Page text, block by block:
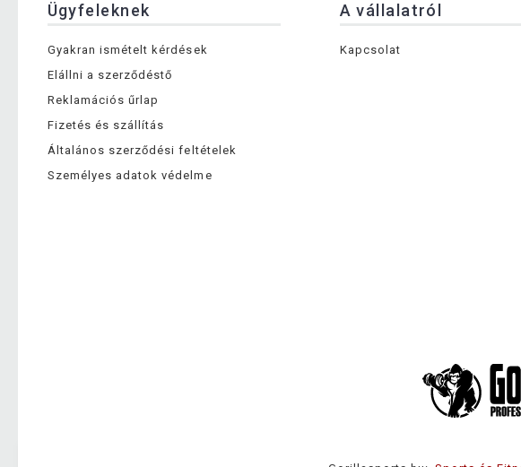
Ügyfeleknek
Gyakran ismételt kérdések
Elállni a szerződéstő
Reklamációs űrlap
Fizetés és szállítás
Általános szerződési feltételek
Személyes adatok védelme
A vállalatról
Kapcsolat